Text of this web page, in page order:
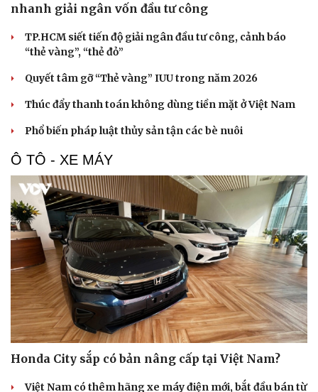
Văn hóa
Sân khấu - Điện ảnh
Âm nhạc
Nghệ sĩ
Sao Việt
nhanh giải ngân vốn đầu tư công
TP.HCM siết tiến độ giải ngân đầu tư công, cảnh báo
“thẻ vàng”, “thẻ đỏ”
Quyết tâm gỡ “Thẻ vàng” IUU trong năm 2026
Thúc đẩy thanh toán không dùng tiền mặt ở Việt Nam
Phổ biến pháp luật thủy sản tận các bè nuôi
Ô TÔ - XE MÁY
Honda City sắp có bản nâng cấp tại Việt Nam?
Việt Nam có thêm hãng xe máy điện mới, bắt đầu bán từ